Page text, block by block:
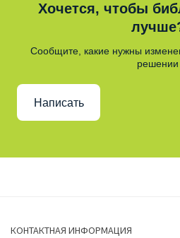
Хочется, чтобы
Сообщите, какие нужны
решении
Написать
КОНТАКТНАЯ ИНФОРМАЦИЯ